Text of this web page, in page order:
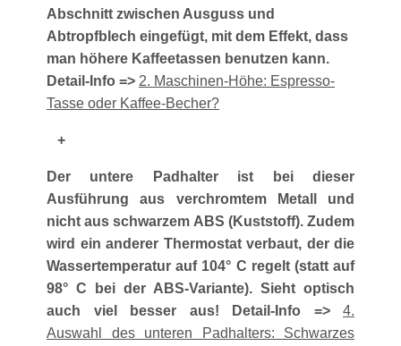
Abschnitt zwischen Ausguss und
Abtropfblech eingefügt, mit dem Effekt, dass
man höhere Kaffeetassen benutzen kann.
Detail-Info => 2. Maschinen-Höhe: Espresso-
Tasse oder Kaffee-Becher?
+
Der untere Padhalter ist bei dieser
Ausführung aus verchromtem Metall und
nicht aus schwarzem ABS (Kuststoff). Zudem
wird ein anderer Thermostat verbaut, der die
Wassertemperatur auf 104° C regelt (statt auf
98° C bei der ABS-Variante). Sieht optisch
auch viel besser aus! Detail-Info => 4.
Auswahl des unteren Padhalters: Schwarzes